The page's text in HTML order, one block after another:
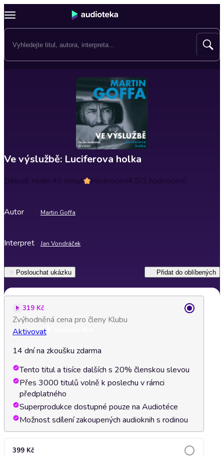
Ve výslužbě: Luciferova holka
Délka6 hodin 40 minut Hodnocení4.5(2 hodnocení)
Autor Martin Goffa
Interpret Jan Vondráček
Poslouchat ukázku Přidat do oblíbených
319 Kč
Zvýhodněná cena pro členy Klubu
Aktivovat
14 dní na zkoušku zdarma
Tento titul a tisíce dalších s 20% členskou slevou
Přes 3000 titulů volně k poslechu v rámci
předplatného
Superprodukce dostupné pouze na Audiotéce
Možnost sdílení zakoupených audioknih s rodinou
399 Kč